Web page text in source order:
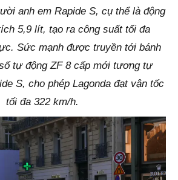
anh em Rapide S, cụ thể là động
5,9 lít, tạo ra công suất tối đa
Sức mạnh được truyền tới bánh
tự động ZF 8 cấp mới tương tự
S, cho phép Lagonda đạt vận tốc
tối đa 322 km/h.